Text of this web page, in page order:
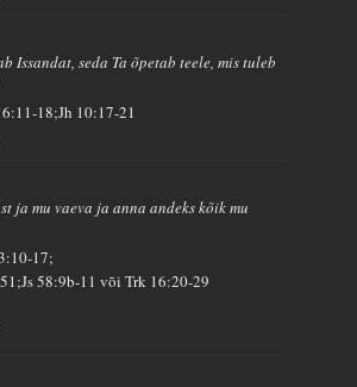
Issandat, seda Ta õpetab teele, mis tuleb
18;Jh 10:17-21
ja mu vaeva ja anna andeks kõik mu
17;
58:9b-11 või Trk 16:20-29